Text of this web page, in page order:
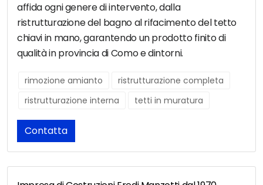
affida ogni genere di intervento, dalla
ristrutturazione del bagno al rifacimento del tetto
chiavi in mano, garantendo un prodotto finito di
qualità in provincia di Como e dintorni.
rimozione amianto
ristrutturazione completa
ristrutturazione interna
tetti in muratura
Contatta